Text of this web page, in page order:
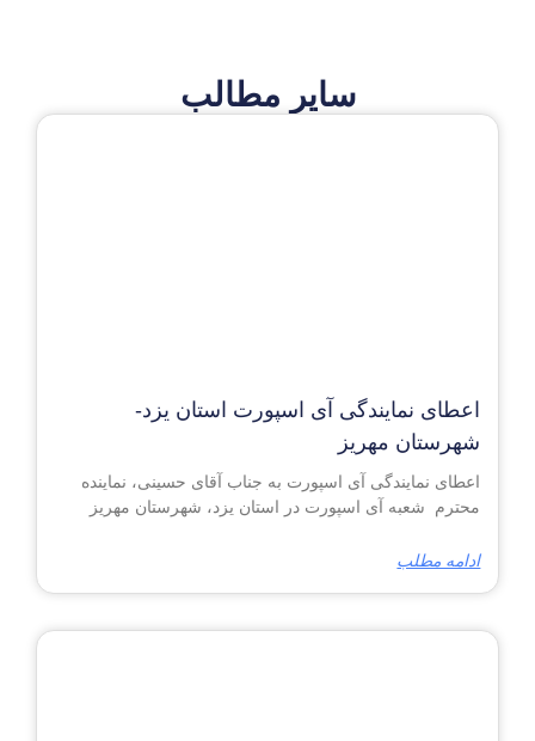
سایر مطالب
اعطای نمایندگی آی اسپورت استان یزد-
شهرستان مهریز
اعطای نمایندگی آی اسپورت به جناب آقای حسینی، نماینده
محترم شعبه آی اسپورت در استان یزد، شهرستان مهریز
ادامه مطلب